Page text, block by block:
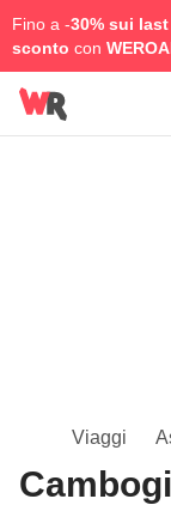
Fino a -30% sui
sconto con
Viaggi